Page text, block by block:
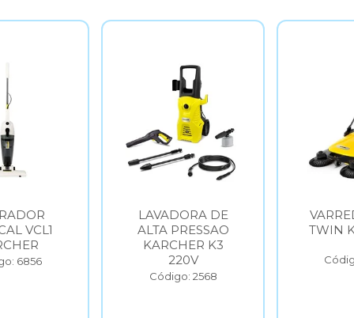
DE
K3
VARREDEIRA S6
TWIN KARCHER
Código: 6854
TWIN